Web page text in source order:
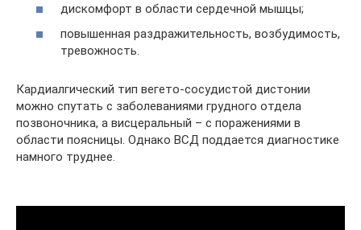
дискомфорт в области сердечной мышцы;
повышенная раздражительность, возбудимость,
тревожность.
Кардиалгический тип вегето-сосудистой дистонии
можно спутать с заболеваниями грудного отдела
позвоночника, а висцеральный – с поражениями в
области поясницы. Однако ВСД поддается диагностике
намного труднее.